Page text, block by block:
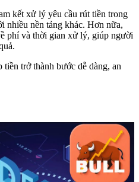
kết xử lý yêu cầu rút tiền trong
nhiều nền tảng khác. Hơn nữa,
phí và thời gian xử lý, giúp người
trở thành bước dễ dàng, an